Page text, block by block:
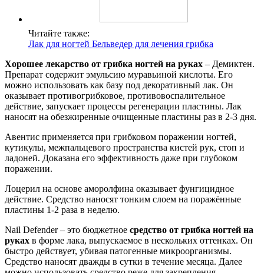
Читайте также:
Лак для ногтей Бельведер для лечения грибка
Хорошее лекарство от грибка ногтей на руках – Демиктен.
Препарат содержит эмульсию муравьиной кислоты. Его
можно использовать как базу под декоративный лак. Он
оказывает противогрибковое, противовоспалительное
действие, запускает процессы регенерации пластины. Лак
наносят на обезжиренные очищенные пластины раз в 2-3 дня.
Авентис применяется при грибковом поражении ногтей,
кутикулы, межпальцевого пространства кистей рук, стоп и
ладоней. Доказана его эффективность даже при глубоком
поражении.
Лоцерил на основе аморолфина оказывает фунгицидное
действие. Средство наносят тонким слоем на поражённые
пластины 1-2 раза в неделю.
Nail Defender – это бюджетное средство от грибка ногтей на
руках в форме лака, выпускаемое в нескольких оттенках. Он
быстро действует, убивая патогенные микроорганизмы.
Средство наносят дважды в сутки в течение месяца. Далее